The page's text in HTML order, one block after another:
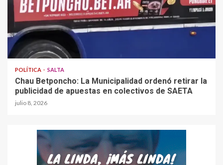
POLÍTICA SALTA
Chau Betponcho: La Municipalidad ordenó retirar la
publicidad de apuestas en colectivos de SAETA
julio 8, 2026